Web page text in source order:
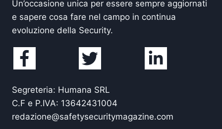
Un’occasione unica per essere sempre aggiornati
e sapere cosa fare nel campo in continua
evoluzione della Security.
Segreteria: Humana SRL
C.F e P.IVA: 13642431004
redazione@safetysecuritymagazine.com